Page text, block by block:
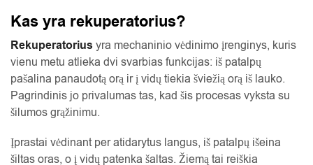
Kas yra rekuperatorius?
Rekuperatorius yra mechaninio vėdinimo įrenginys, kuris
vienu metu atlieka dvi svarbias funkcijas: iš patalpų
pašalina panaudotą orą ir į vidų tiekia šviežią orą iš lauko.
Pagrindinis jo privalumas tas, kad šis procesas vyksta su
šilumos grąžinimu.
Įprastai vėdinant per atidarytus langus, iš patalpų išeina
šiltas oras, o į vidų patenka šaltas. Žiemą tai reiškia